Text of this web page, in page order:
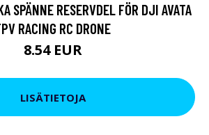
SPÄNNE RESERVDEL FÖR DJI AVATA
RACING RC DRONE
8.54 EUR
LISÄTIETOJA